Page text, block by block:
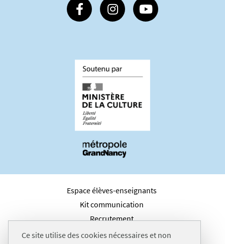
Ce site utilise des cookies nécessaires et non
Espace élèves-enseignants
Kit communication
Recrutement
Plan du site